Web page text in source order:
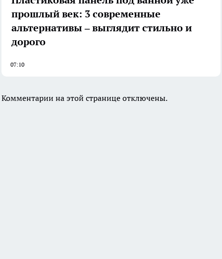
прошлый век: 3 современные
альтернативы – выглядит стильно и
дорого
07:10
Комментарии на этой странице отключены.